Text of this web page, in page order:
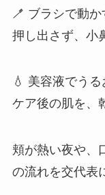
🪥 ブラシで動か
押し出さず、小
💧 美容液でうる
ケア後の肌を、
頬が熱い夜や、
の流れを交代表